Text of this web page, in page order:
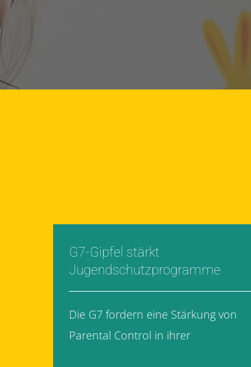
G7-Gipfel stärkt
Jugendschutzprogramme
Die G7 fordern eine Stärkung von
Parental Control in ihrer